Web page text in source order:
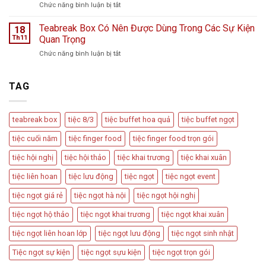
chuyện
Cầu
Perfume
Tiệc
Đãi
Ngọt
Chức năng bình luận bị tắtở
Loại
Trà
Kế
Bàn
Tiệc
Hấp
Dẫn
18
Th11
Teabreak Box Có Nên Được Dùng Trong Các Sự Kiện
Quan Trọng
Chức năng bình luận bị tắtở
Dùng
Trong
Các
Sự
Kiện
Quan
Trọng
TAG
teabreak box tiệc 8/3 tiệc buffet hoa quả tiệc buffet ngọt
tiệc cuối năm tiệc finger food tiệc finger food trọn gói
tiệc hội nghị tiệc hội thảo tiệc khai trương tiệc khai xuân
tiệc liên hoan tiệc lưu động tiệc ngọt tiệc ngọt event
tiệc ngọt giá rẻ tiệc ngọt hà nội tiệc ngọt hội nghị
tiệc ngọt hộ thảo tiệc ngọt khai trương tiệc ngọt khai xuân
tiệc ngọt liên hoan lớp tiệc ngọt lưu động tiệc ngọt sinh nhật
Tiệc ngọt sự kiện tiệc ngọt sựu kiện tiệc ngọt trọn gói